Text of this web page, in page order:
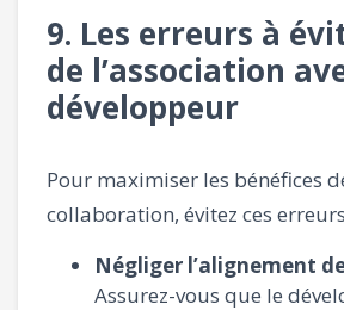
9. Les erreurs à
de l’association
développeur
Pour maximiser les bénéfices
collaboration, évitez ces
Négliger l’alignement
Assurez-vous que le